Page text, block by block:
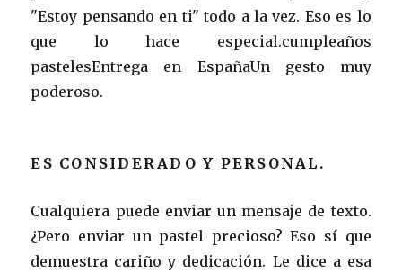
"Estoy pensando en ti" todo a la vez. Eso es lo
que lo hace especial.cumpleaños
pastelesEntrega en EspañaUn gesto muy
poderoso.
ES CONSIDERADO Y PERSONAL.
Cualquiera puede enviar un mensaje de texto.
¿Pero enviar un pastel precioso? Eso sí que
demuestra cariño y dedicación. Le dice a esa